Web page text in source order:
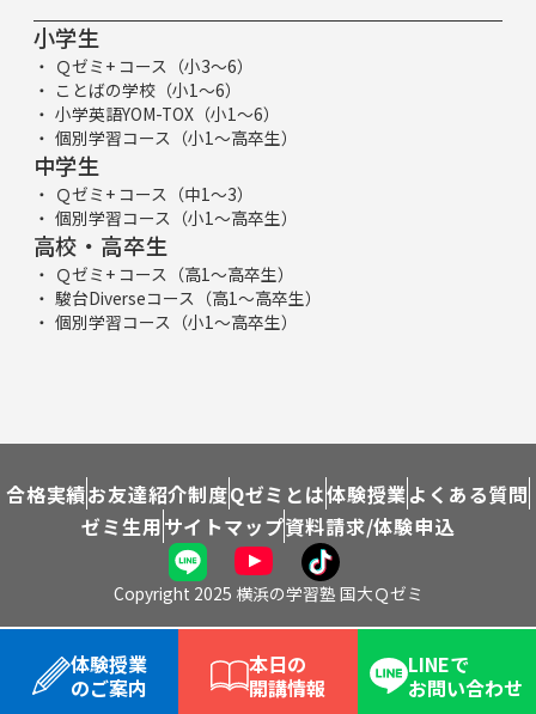
小学生
Ｑゼミ+ コース（小3～6）
ことばの学校（小1～6）
小学英語YOM-TOX（小1～6）
個別学習コース（小1～高卒生）
中学生
Ｑゼミ+ コース（中1～3）
個別学習コース（小1～高卒生）
高校・高卒生
Ｑゼミ+ コース（高1～高卒生）
駿台Diverseコース（高1～高卒生）
個別学習コース（小1～高卒生）
合格実績お友達紹介制度Qゼミとは体験授業よくある質問
ゼミ生用サイトマップ資料請求/体験申込
Copyright 2025 横浜の学習塾 国大Ｑゼミ
体験授業
のご案内
本日の
開講情報
LINEで
お問い合わせ